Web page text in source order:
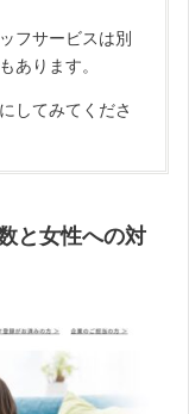
フサービスは別
あります。
してみてくださ
と女性への対